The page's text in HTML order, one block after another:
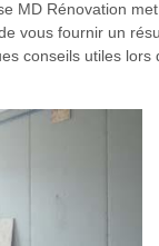
MD Rénovation
vous fournir un
conseils utiles